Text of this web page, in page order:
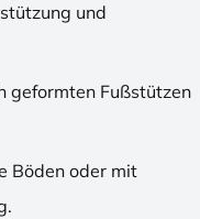
und
geformten Fußstützen
Böden oder mit